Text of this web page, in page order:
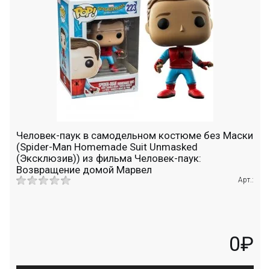
Человек-паук в самодельном костюме без Маски
(Spider-Man Homemade Suit Unmasked
(Эксклюзив)) из фильма Человек-паук:
Возвращение домой Марвел
Арт.:
0₽